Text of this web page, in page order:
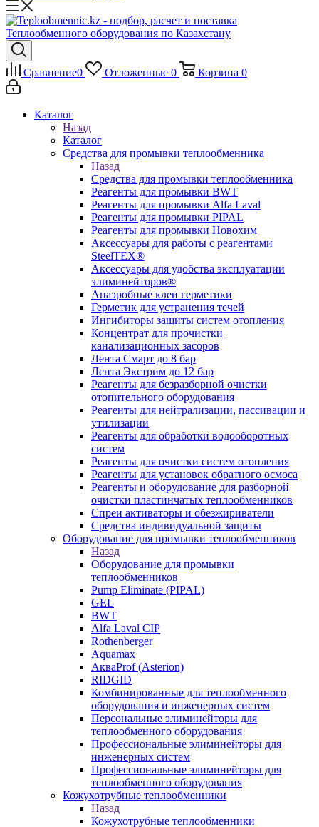
Сравнение0 Отложенные 0 Корзина 0
Каталог
Назад
Каталог
Средства для промывки теплообменника
Назад
Средства для промывки теплообменника
Реагенты для промывки BWT
Реагенты для промывки Alfa Laval
Реагенты для промывки PIPAL
Реагенты для промывки Новохим
Аксессуары для работы с реагентами
SteelTEX®
Аксессуары для удобства эксплуатации
элиминейторов®
Анаэробные клеи герметики
Герметик для устранения течей
Ингибиторы защиты систем отопления
Концентрат для прочистки
канализационных засоров
Лента Смарт до 8 бар
Лента Экстрим до 12 бар
Реагенты для безразборной очистки
отопительного оборудования
Реагенты для нейтрализации, пассивации и
утилизации
Реагенты для обработки водооборотных
систем
Реагенты для очистки систем отопления
Реагенты для установок обратного осмоса
Реагенты и оборудование для разборной
очистки пластинчатых теплообменников
Спреи активаторы и обезжириватели
Средства индивидуальной защиты
Оборудование для промывки теплообменников
Назад
Оборудование для промывки
теплообменников
Pump Eliminate (PIPAL)
GEL
BWT
Alfa Laval CIP
Rothenberger
Aquamax
АкваProf (Asterion)
RIDGID
Комбинированные для теплообменного
оборудования и инженерных систем
Персональные элиминейторы для
теплообменного оборудования
Профессиональные элиминейторы для
инженерных систем
Профессиональные элиминейторы для
теплообменного оборудования
Кожухотрубные теплообменники
Назад
Кожухотрубные теплообменники